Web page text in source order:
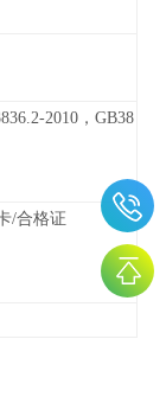
2010，GB38
/合格证